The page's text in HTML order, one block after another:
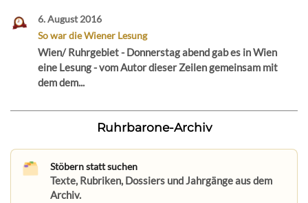
6. August 2016
So war die Wiener Lesung
Wien/ Ruhrgebiet - Donnerstag abend gab es in Wien
eine Lesung - vom Autor dieser Zeilen gemeinsam mit
dem dem...
Ruhrbarone-Archiv
Stöbern statt suchen
Texte, Rubriken, Dossiers und Jahrgänge aus dem
Archiv.